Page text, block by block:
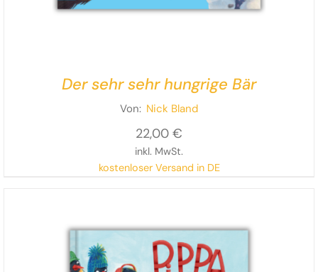
Der sehr sehr hungrige Bär
Von: Nick Bland
22,00 €
inkl. MwSt.
kostenloser Versand in DE
überraschend, mitreißend und zum Brüllen komisch!